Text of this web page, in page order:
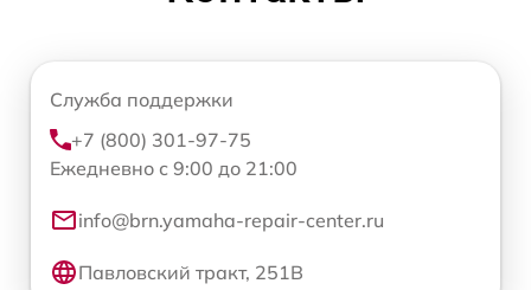
Служба поддержки
+7 (800) 301-97-75
Ежедневно с 9:00 до 21:00
info@brn.yamaha-repair-center.ru
Павловский тракт, 251В